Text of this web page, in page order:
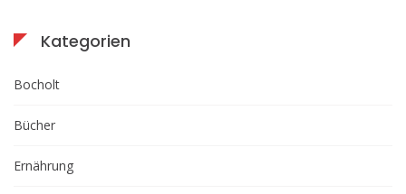
Kategorien
Bocholt
Bücher
Ernährung